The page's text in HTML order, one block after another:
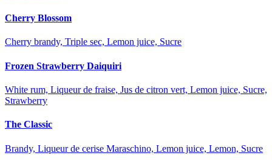
Cherry Blossom
Cherry brandy, Triple sec, Lemon juice, Sucre
Frozen Strawberry Daiquiri
White rum, Liqueur de fraise, Jus de citron vert, Lemon juice, Sucre,
Strawberry
The Classic
Brandy, Liqueur de cerise Maraschino, Lemon juice, Lemon, Sucre